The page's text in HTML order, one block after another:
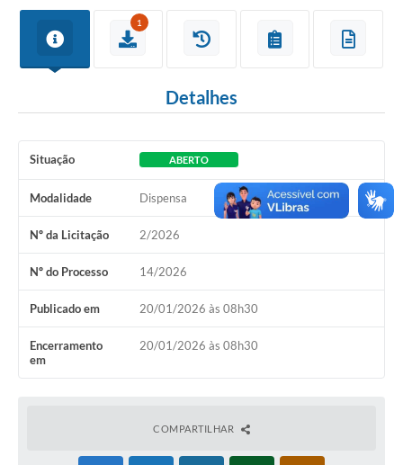
PLANO ANUAL DE CONTRATAÇÕES (PAC)
Contato
Ordem de Serviços
Serviços e Informações Online
Licitações
Secretarias de Júlio de Castilhos
Coronavírus
Certidão Negativa
Alvará
Modelos de Requerimentos
1
Detalhes
Situação ABERTO
Modalidade Dispensa
Nº da Licitação 2/2026
Nº do Processo 14/2026
Publicado em 20/01/2026 às 08h30
Encerramento
em
20/01/2026 às 08h30
COMPARTILHAR